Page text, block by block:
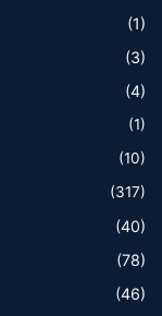
(1)
(3)
(4)
(1)
(10)
(317)
(40)
(78)
(46)